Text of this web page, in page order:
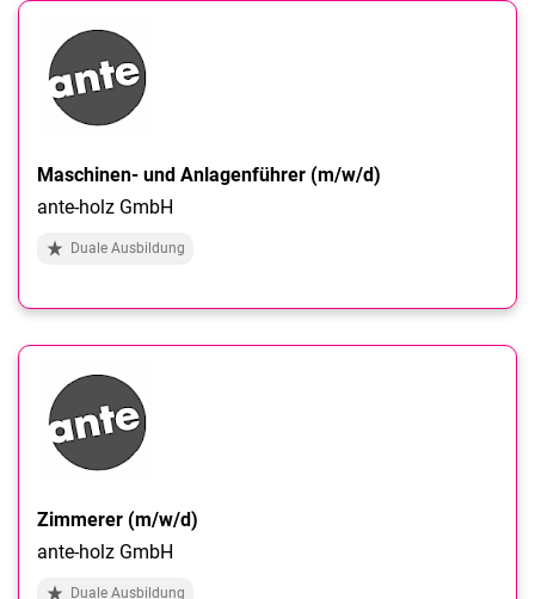
Maschinen- und Anlagenführer (m/w/d)
ante-holz GmbH
Duale Ausbildung
Zimmerer (m/w/d)
ante-holz GmbH
Duale Ausbildung